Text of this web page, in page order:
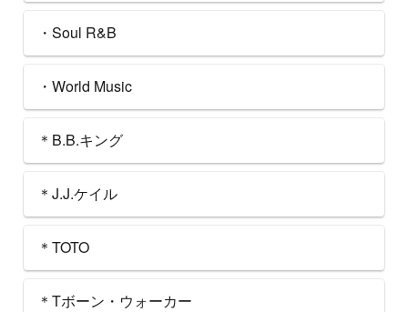
・Soul R&B
・World Music
＊B.B.キング
＊J.J.ケイル
＊TOTO
＊Tボーン・ウォーカー